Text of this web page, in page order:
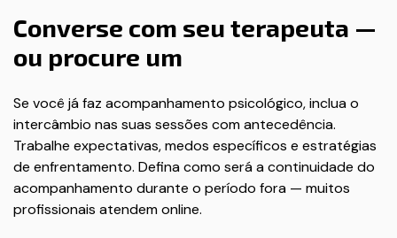
Converse com seu terapeuta —
ou procure um
Se você já faz acompanhamento psicológico, inclua o
intercâmbio nas suas sessões com antecedência.
Trabalhe expectativas, medos específicos e estratégias
de enfrentamento. Defina como será a continuidade do
acompanhamento durante o período fora — muitos
profissionais atendem online.